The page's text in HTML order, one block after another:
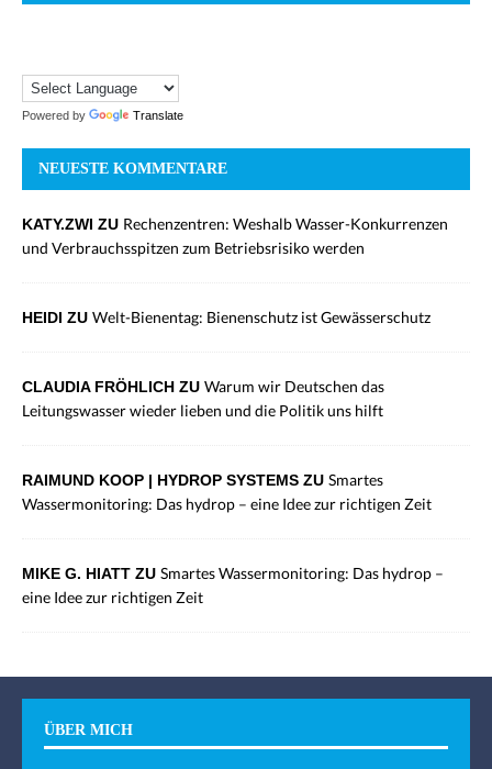
Powered by Translate
NEUESTE KOMMENTARE
KATY.ZWI ZU Rechenzentren: Weshalb Wasser-Konkurrenzen
und Verbrauchsspitzen zum Betriebsrisiko werden
HEIDI ZU Welt-Bienentag: Bienenschutz ist Gewässerschutz
CLAUDIA FRÖHLICH ZU Warum wir Deutschen das
Leitungswasser wieder lieben und die Politik uns hilft
RAIMUND KOOP | HYDROP SYSTEMS ZU Smartes
Wassermonitoring: Das hydrop – eine Idee zur richtigen Zeit
MIKE G. HIATT ZU Smartes Wassermonitoring: Das hydrop –
eine Idee zur richtigen Zeit
ÜBER MICH